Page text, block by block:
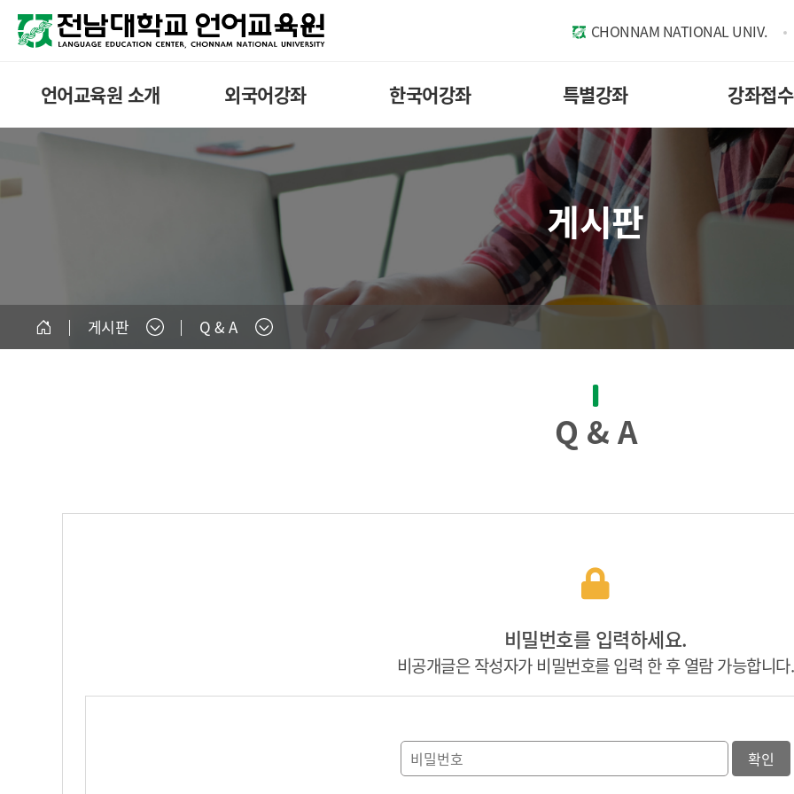
CHONNAM NATIONAL UNIV.
언어교육원 소개 외국어강좌 한국어강좌 특별강좌 강좌접수
게시판 Q & A
게시판
Q & A
비밀번호를 입력하세요.
비공개글은 작성자가 비밀번호를 입력 한 후 열람 가능합니다.